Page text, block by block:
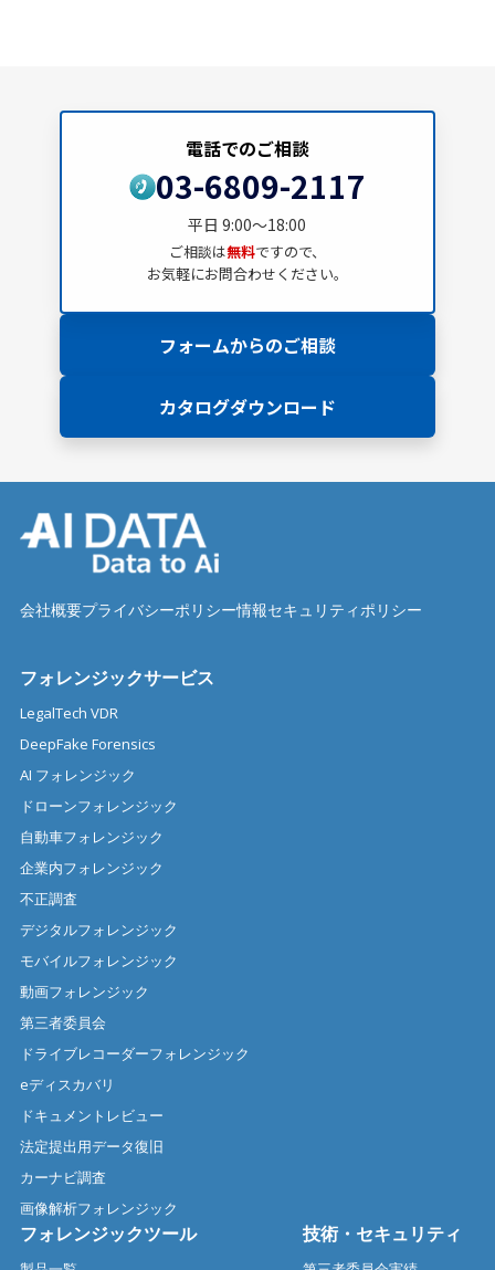
フォームからのご相談
カタログダウンロード
電話でのご相談
03-6809-2117
平日 9:00～18:00
ご相談は無料ですので、
お気軽にお問合わせください。
会社概要プライバシーポリシー情報セキュリティポリシー
フォレンジックサービス
LegalTech VDR
DeepFake Forensics
AI フォレンジック
ドローンフォレンジック
自動車フォレンジック
企業内フォレンジック
不正調査
デジタルフォレンジック
モバイルフォレンジック
動画フォレンジック
第三者委員会
ドライブレコーダーフォレンジック
eディスカバリ
ドキュメントレビュー
法定提出用データ復旧
カーナビ調査
画像解析フォレンジック
フォレンジックツール 技術・セキュリティ